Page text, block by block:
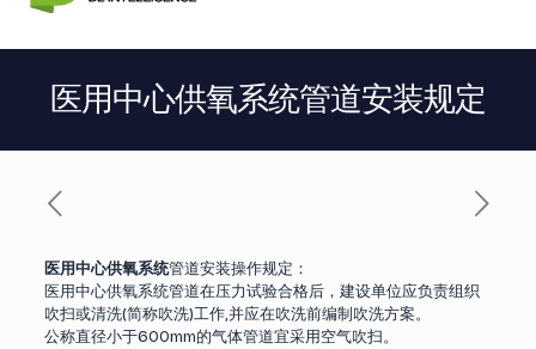
医用中心供氧系统管道安装规定
医用中心供氧系统管道安装操作规定：
医用中心供氧系统管道在压力试验合格后，建设单位应负责组织
吹扫或清洗(简称吹洗)工作,并应在吹洗前编制吹洗方案。
公称直径小于600mm的气体管道宜采用空气吹扫。